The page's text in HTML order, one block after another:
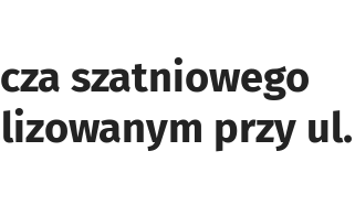
szatniowego
przy ul.